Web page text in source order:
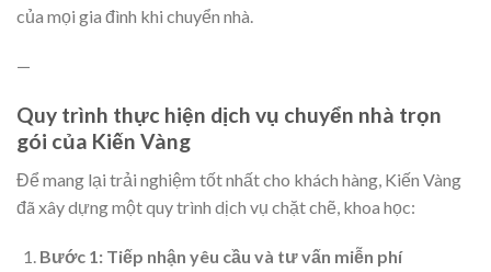
của mọi gia đình khi chuyển nhà.
—
Quy trình thực hiện dịch vụ chuyển nhà trọn
gói của Kiến Vàng
Để mang lại trải nghiệm tốt nhất cho khách hàng, Kiến Vàng
đã xây dựng một quy trình dịch vụ chặt chẽ, khoa học:
Bước 1: Tiếp nhận yêu cầu và tư vấn miễn phí